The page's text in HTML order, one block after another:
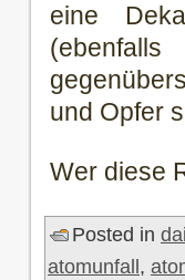
eine
und Opfer
Wer diese
Posted in
atomunfall ,